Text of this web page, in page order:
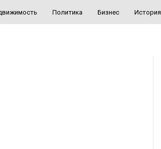
Политика Бизнес История